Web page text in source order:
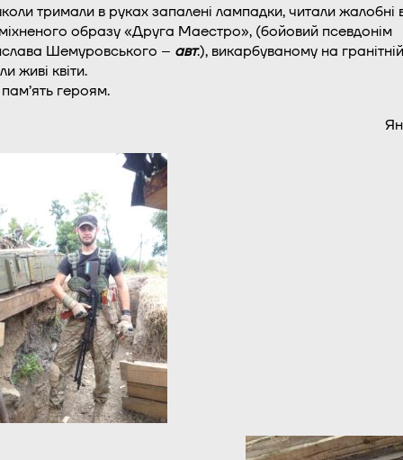
тримали в руках запалені лампадки, читали жалобні
образу «Друга Маестро», (бойовий псевдонім
Шемуровського – авт.), викарбуваному на гранітній
живі квіти.
героям.